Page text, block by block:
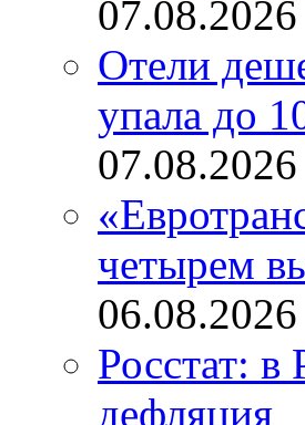
Отели
упала до
четырем
Росстат: в
дефляция